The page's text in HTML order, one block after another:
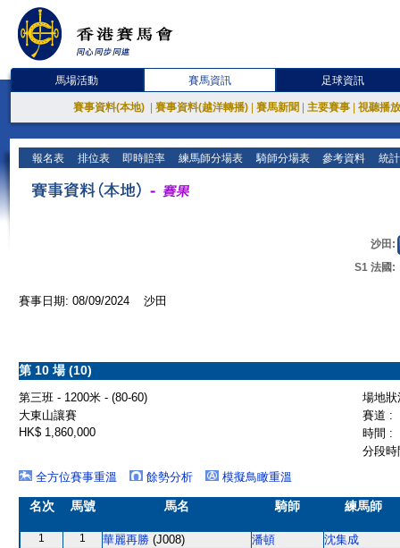
馬場活動 賽馬資訊 足球資訊
賽事資料(本地) 賽事資料(越洋轉播) 賽馬新聞 主要賽事 視聽播
報名表 排位表 即時賠率 練馬師分場表 騎師分場表 參考資料 統
沙田:
S1 法國:
賽事日期: 08/09/2024 沙田
第 10 場 (10)
第三班 - 1200米 - (80-60)
場地
大東山讓賽
賽道 :
HK$ 1,860,000
時間 :
分段
全方位賽事重溫
餘勢分析 模擬鳥瞰重溫
名次 馬號 馬名 騎師 練馬師
1 1 華麗再勝 (J008) 潘頓 沈集成